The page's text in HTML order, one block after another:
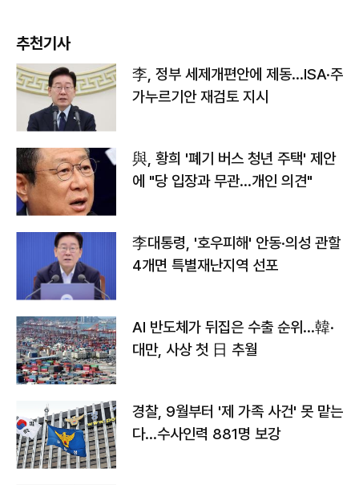
추천기사
李, 정부 세제개편안에 제동…ISA·주
가누르기안 재검토 지시
與, 황희 '폐기 버스 청년 주택' 제안
에 "당 입장과 무관…개인 의견"
李대통령, '호우피해' 안동·의성 관할
4개면 특별재난지역 선포
AI 반도체가 뒤집은 수출 순위…韓·
대만, 사상 첫 日 추월
경찰, 9월부터 '제 가족 사건' 못 맡는
다…수사인력 881명 보강